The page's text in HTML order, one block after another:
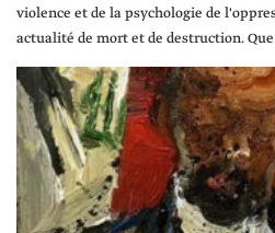
violence et de la psychologie de
actualité de mort et de destruction.